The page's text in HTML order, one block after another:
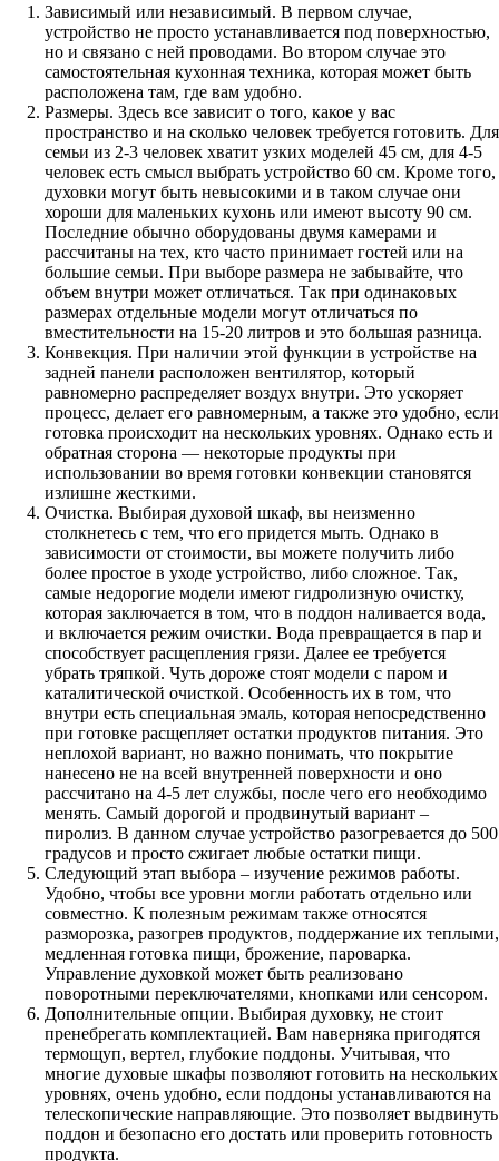
Зависимый или независимый. В первом случае,
устройство не просто устанавливается под поверхностью,
но и связано с ней проводами. Во втором случае это
самостоятельная кухонная техника, которая может быть
расположена там, где вам удобно.
Размеры. Здесь все зависит о того, какое у вас
пространство и на сколько человек требуется готовить. Для
семьи из 2-3 человек хватит узких моделей 45 см, для 4-5
человек есть смысл выбрать устройство 60 см. Кроме того,
духовки могут быть невысокими и в таком случае они
хороши для маленьких кухонь или имеют высоту 90 см.
Последние обычно оборудованы двумя камерами и
рассчитаны на тех, кто часто принимает гостей или на
большие семьи. При выборе размера не забывайте, что
объем внутри может отличаться. Так при одинаковых
размерах отдельные модели могут отличаться по
вместительности на 15-20 литров и это большая разница.
Конвекция. При наличии этой функции в устройстве на
задней панели расположен вентилятор, который
равномерно распределяет воздух внутри. Это ускоряет
процесс, делает его равномерным, а также это удобно, если
готовка происходит на нескольких уровнях. Однако есть и
обратная сторона — некоторые продукты при
использовании во время готовки конвекции становятся
излишне жесткими.
Очистка. Выбирая духовой шкаф, вы неизменно
столкнетесь с тем, что его придется мыть. Однако в
зависимости от стоимости, вы можете получить либо
более простое в уходе устройство, либо сложное. Так,
самые недорогие модели имеют гидролизную очистку,
которая заключается в том, что в поддон наливается вода,
и включается режим очистки. Вода превращается в пар и
способствует расщепления грязи. Далее ее требуется
убрать тряпкой. Чуть дороже стоят модели с паром и
каталитической очисткой. Особенность их в том, что
внутри есть специальная эмаль, которая непосредственно
при готовке расщепляет остатки продуктов питания. Это
неплохой вариант, но важно понимать, что покрытие
нанесено не на всей внутренней поверхности и оно
рассчитано на 4-5 лет службы, после чего его необходимо
менять. Самый дорогой и продвинутый вариант –
пиролиз. В данном случае устройство разогревается до 500
градусов и просто сжигает любые остатки пищи.
Следующий этап выбора – изучение режимов работы.
Удобно, чтобы все уровни могли работать отдельно или
совместно. К полезным режимам также относятся
разморозка, разогрев продуктов, поддержание их теплыми,
медленная готовка пищи, брожение, пароварка.
Управление духовкой может быть реализовано
поворотными переключателями, кнопками или сенсором.
Дополнительные опции. Выбирая духовку, не стоит
пренебрегать комплектацией. Вам наверняка пригодятся
термощуп, вертел, глубокие поддоны. Учитывая, что
многие духовые шкафы позволяют готовить на нескольких
уровнях, очень удобно, если поддоны устанавливаются на
телескопические направляющие. Это позволяет выдвинуть
поддон и безопасно его достать или проверить готовность
продукта.